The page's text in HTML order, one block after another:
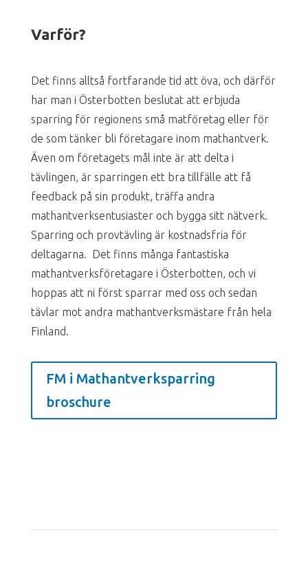
Varför?
Det finns alltså fortfarande tid att öva, och därför
har man i Österbotten beslutat att erbjuda
sparring för regionens små matföretag eller för
de som tänker bli företagare inom mathantverk.
Även om företagets mål inte är att delta i
tävlingen, är sparringen ett bra tillfälle att få
feedback på sin produkt, träffa andra
mathantverksentusiaster och bygga sitt nätverk.
Sparring och provtävling är kostnadsfria för
deltagarna. Det finns många fantastiska
mathantverksföretagare i Österbotten, och vi
hoppas att ni först sparrar med oss och sedan
tävlar mot andra mathantverksmästare från hela
Finland.
FM i Mathantverksparring
broschure